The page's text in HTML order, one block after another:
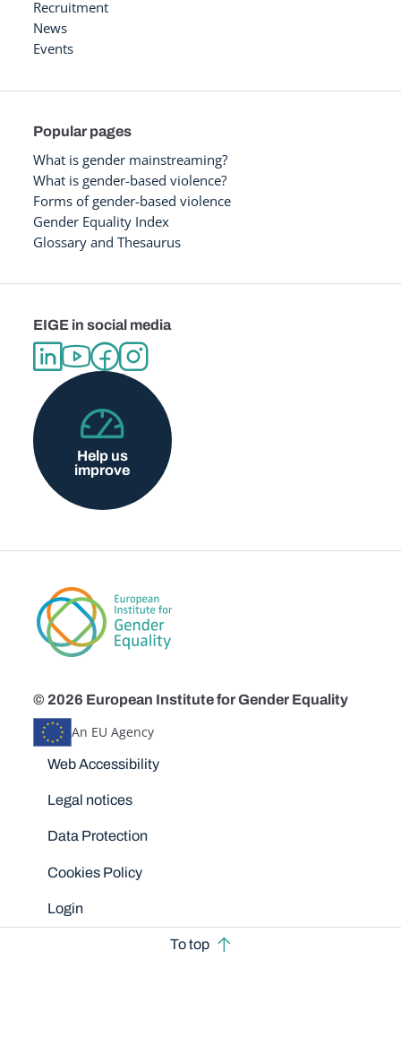
Recruitment
News
Events
Popular pages
What is gender mainstreaming?
What is gender-based violence?
Forms of gender-based violence
Gender Equality Index
Glossary and Thesaurus
EIGE in social media
Help us
improve
© 2026 European Institute for Gender Equality
An EU Agency
Disclaimers
Web Accessibility
Legal notices
Data Protection
Cookies Policy
Login
To top